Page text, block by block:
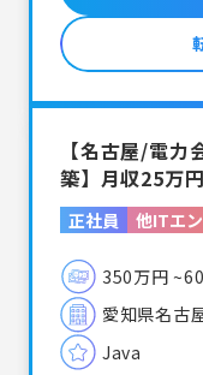
【名古屋/電力
築】月収25万
正社員 他ITエ
350万円
愛知県名古
Java